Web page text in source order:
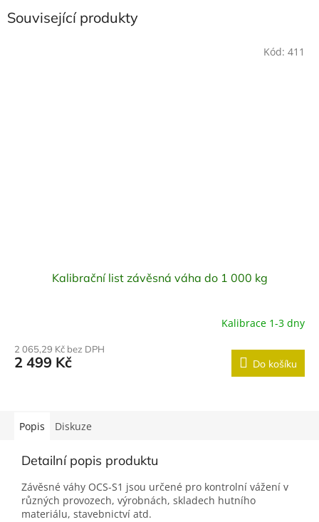
Související produkty
Kalibrační list závěsná váha do 1 000 kg
Kalibrace 1-3 dny
2 065,29 Kč bez DPH
2 499 Kč Do košíku
Kód: 411
Popis Diskuze
Detailní popis produktu
Závěsné váhy OCS-S1 jsou určené pro kontrolní vážení v
různých provozech, výrobnách, skladech hutního
materiálu, stavebnictví atd.